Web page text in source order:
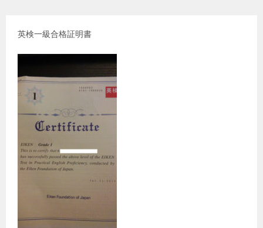
英検一級合格証明書